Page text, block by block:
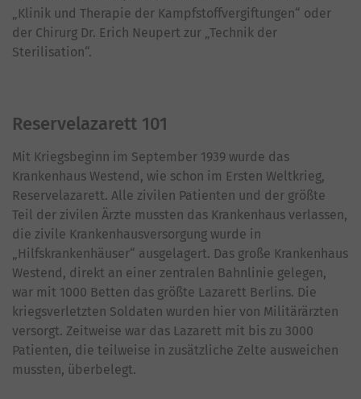
„Klinik und Therapie der Kampfstoffvergiftungen“ oder
der Chirurg Dr. Erich Neupert zur „Technik der
Sterilisation“.
Reservelazarett 101
Mit Kriegsbeginn im September 1939 wurde das
Krankenhaus Westend, wie schon im Ersten Weltkrieg,
Reservelazarett. Alle zivilen Patienten und der größte
Teil der zivilen Ärzte mussten das Krankenhaus verlassen,
die zivile Krankenhausversorgung wurde in
„Hilfskrankenhäuser“ ausgelagert. Das große Krankenhaus
Westend, direkt an einer zentralen Bahnlinie gelegen,
war mit 1000 Betten das größte Lazarett Berlins. Die
kriegsverletzten Soldaten wurden hier von Militärärzten
versorgt. Zeitweise war das Lazarett mit bis zu 3000
Patienten, die teilweise in zusätzliche Zelte ausweichen
mussten, überbelegt.